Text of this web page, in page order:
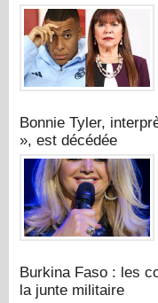
Bonnie Tyler,
», est décédée
Burkina Faso : les
la junte militaire